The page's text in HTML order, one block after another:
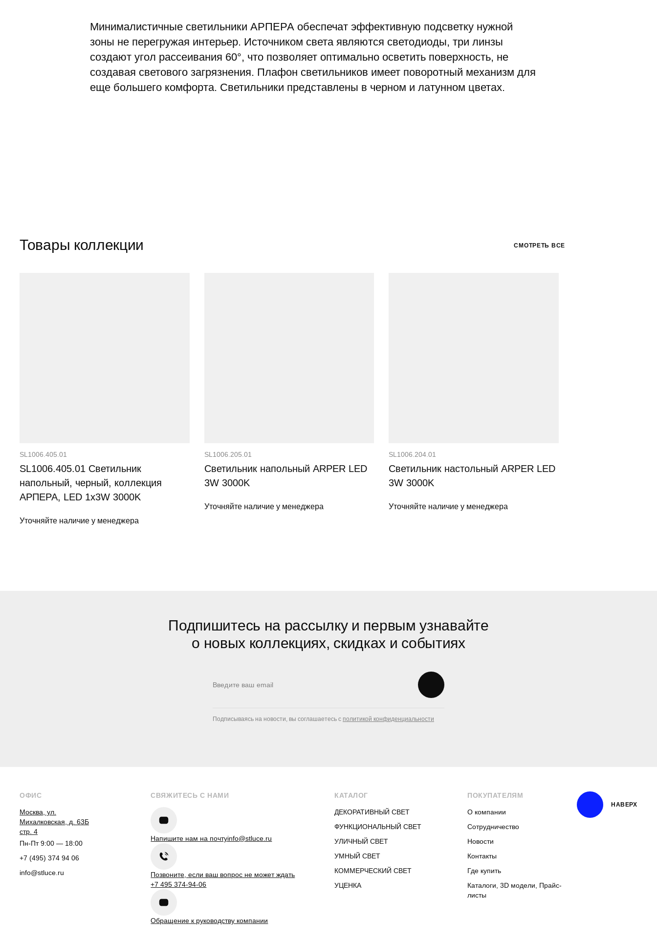
Минималистичные светильники АРПЕРА обеспечат эффективную подсветку нужной
зоны не перегружая интерьер. Источником света являются светодиоды, три линзы
создают угол рассеивания 60°, что позволяет оптимально осветить поверхность, не
создавая светового загрязнения. Плафон светильников имеет поворотный механизм для
еще большего комфорта. Светильники представлены в черном и латунном цветах.
Товары коллекции СМОТРЕТЬ ВСЕ
SL1006.405.01
SL1006.405.01 Светильник
напольный, черный, коллекция
АРПЕРА, LED 1x3W 3000K
Уточняйте наличие у менеджера
SL1006.205.01
Светильник напольный ARPER LED
3W 3000K
Уточняйте наличие у менеджера
SL1006.204.01
Светильник настольный ARPER LED
3W 3000K
Уточняйте наличие у менеджера
Подпишитесь на рассылку и первым узнавайте
о новых коллекциях, скидках и событиях
Подписываясь на новости, вы соглашаетесь с политикой конфиденциальности
ОФИС
Москва, ул.
Михалковская, д. 63Б
стр. 4
Пн-Пт 9:00 — 18:00
+7 (495) 374 94 06
info@stluce.ru
СВЯЖИТЕСЬ С НАМИ
Напишите нам на почтуinfo@stluce.ru
Позвоните, если ваш вопрос не может ждать
+7 495 374-94-06
Обращение к руководству компании
КАТАЛОГ
ДЕКОРАТИВНЫЙ СВЕТ
ФУНКЦИОНАЛЬНЫЙ СВЕТ
УЛИЧНЫЙ СВЕТ
УМНЫЙ СВЕТ
КОММЕРЧЕСКИЙ СВЕТ
УЦЕНКА
ПОКУПАТЕЛЯМ
О компании
Сотрудничество
Новости
Контакты
Где купить
Каталоги, 3D модели, Прайс-
листы
НАВЕРХ